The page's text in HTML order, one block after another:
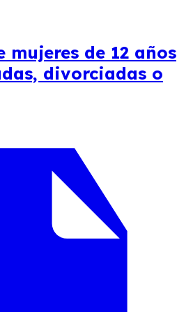
mujeres de 12 años
divorciadas o